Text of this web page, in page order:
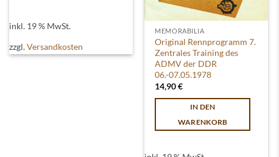
inkl. 19 % MwSt.
zzgl.Versandkosten
MEMORABILIA
Original Rennprogramm 7.
Zentrales Training des
ADMV der DDR
06.-07.05.1978
14,90€
IN DEN
WARENKORB